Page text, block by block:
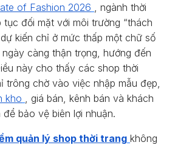
of Fashion 2026
, ngành thời
đối mặt với môi trường “thách
kiến chỉ ở mức thấp một chữ số
càng thận trọng, hướng đến
này cho thấy các shop thời
trông chờ vào việc nhập mẫu đẹp,
kho
, giá bán, kênh bán và khách
bảo vệ biên lợi nhuận.
quản lý shop thời trang không